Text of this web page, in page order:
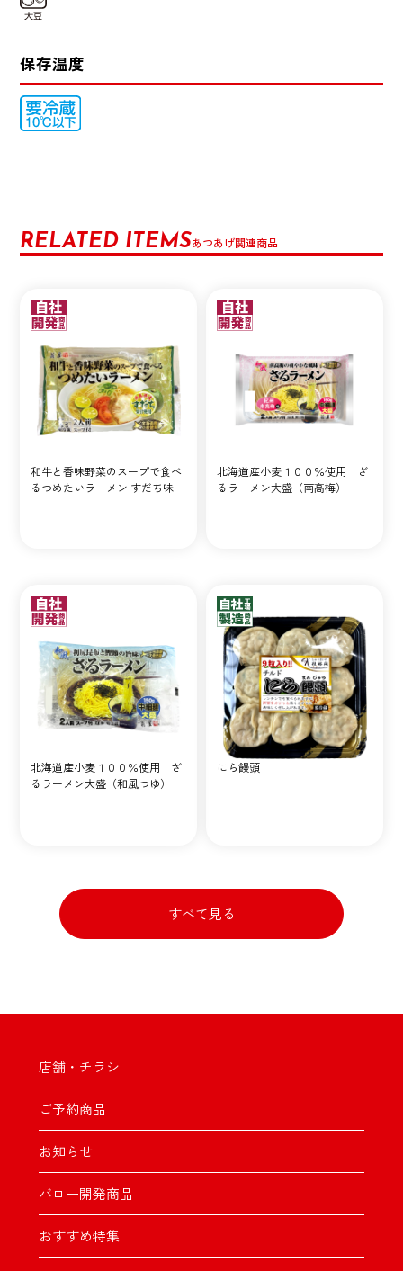
保存温度
RELATED ITEMSあつあげ関連商品
和牛と香味野菜のスープで食べ
るつめたいラーメン すだち味
北海道産小麦１００％使用 ざ
るラーメン大盛（南高梅）
北海道産小麦１００％使用 ざ
るラーメン大盛（和風つゆ）
にら饅頭
すべて見る
店舗・チラシ
ご予約商品
お知らせ
バロー開発商品
おすすめ特集